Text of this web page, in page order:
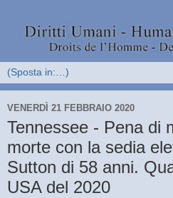
VENERDÌ 21 FEBBRAIO 2020
Tennessee - Pena di
morte con la sedia
Sutton di 58 anni.
USA del 2020